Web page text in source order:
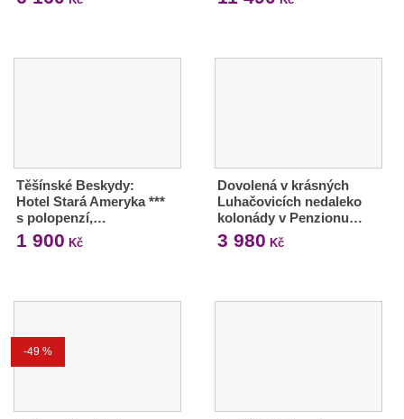
Těšínské Beskydy:
Hotel Stará Ameryka ***
s polopenzí,…
1 900 Kč
Dovolená v krásných
Luhačovicích nedaleko
kolonády v Penzionu…
3 980 Kč
-49 %